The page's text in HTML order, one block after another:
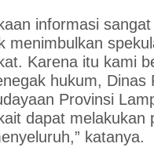
informasi
menimbulkan
Karena itu kami
hukum, Dinas
Provinsi
dapat melakukan
katanya.